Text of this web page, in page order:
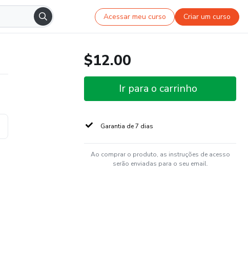
Acessar meu curso Criar um curso
$12.00
Ir para o carrinho
Garantia de 7 dias
Ao comprar o produto, as instruções de acesso
serão enviadas para o seu email.